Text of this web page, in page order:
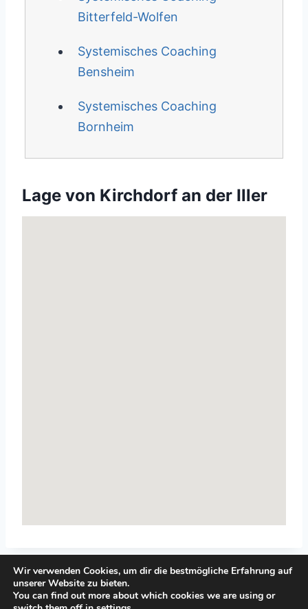
Bitterfeld-Wolfen
Systemisches Coaching
Bensheim
Systemisches Coaching
Bornheim
Lage von Kirchdorf an der Iller
Wir verwenden Cookies, um dir die bestmögliche Erfahrung auf
unserer Website zu bieten.
You can find out more about which cookies we are using or